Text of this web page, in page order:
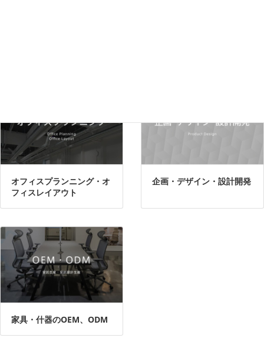
オフィスプランニング・オ
フィスレイアウト
企画・デザイン・設計開発
家具・什器のOEM、ODM